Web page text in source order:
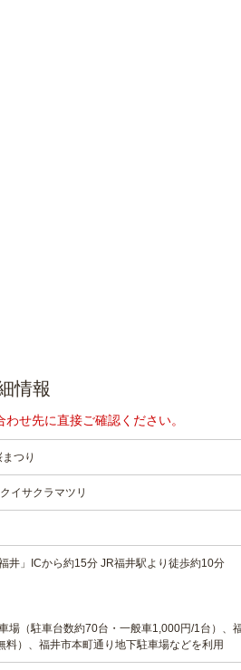
情報
せ先に直接ご確認ください。
つり
イサクラマツリ
井」ICから約15分 JR福井駅より徒歩約10分
場（駐車台数約70台・一般車1,000円/1台）、
料）、福井市本町通り地下駐車場などを利用